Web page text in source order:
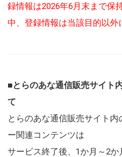
録情報は2026年6月末まで保
中、登録情報は当該目的以外
■とらのあな通信販売サイト
て
とらのあな通信販売サイト内
ー関連コンテンツは
サービス終了後、1か月～2